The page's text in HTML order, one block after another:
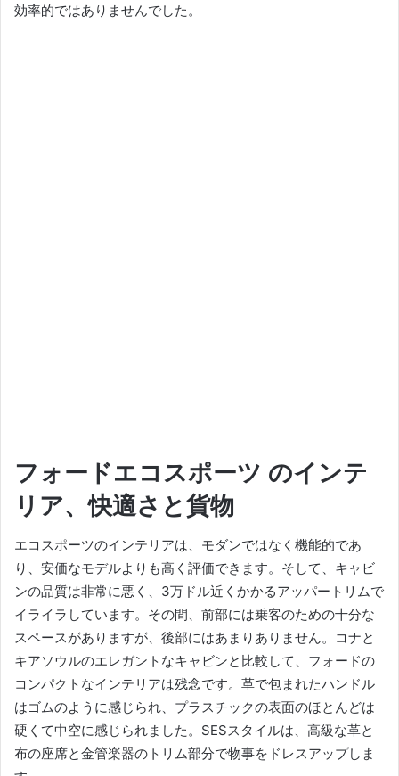
効率的ではありませんでした。
フォードエコスポーツ のインテ
リア、快適さと貨物
エコスポーツのインテリアは、モダンではなく機能的であ
り、安価なモデルよりも高く評価できます。 そして、キャビ
ンの品質は非常に悪く、3万ドル近くかかるアッパートリムで
イライラしています。 その間、前部には乗客のための十分な
スペースがありますが、後部にはあまりありません。
コナと
キアソウルのエレガントなキャビンと比較して、フォードの
コンパクトなインテリアは残念です。 革で包まれたハンドル
はゴムのように感じられ、プラスチックの表面のほとんどは
硬くて中空に感じられました。 SESスタイルは、高級な革と
布の座席と金管楽器のトリム部分で物事をドレスアップしま